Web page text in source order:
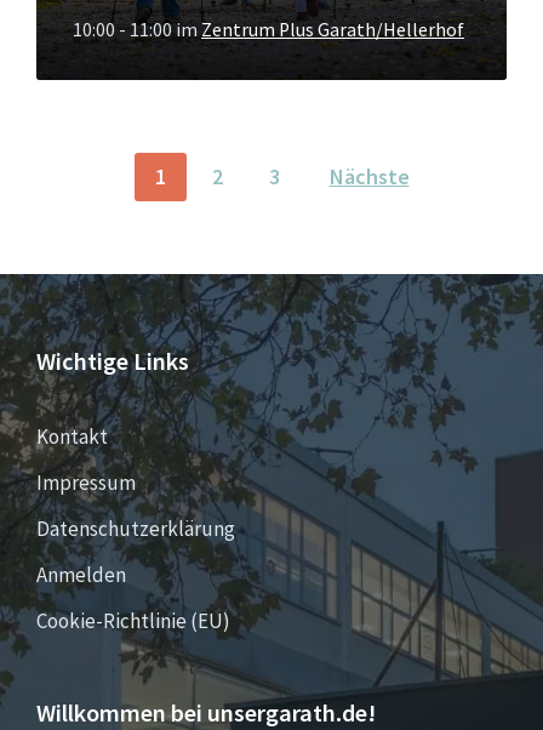
10:00 - 11:00imZentrum Plus Garath/Hellerhof
BEITRAGSNAVIGATION
1 2 3 Nächste
Wichtige Links
Kontakt
Impressum
Datenschutzerklärung
Anmelden
Cookie-Richtlinie (EU)
Willkommen bei unsergarath.de!